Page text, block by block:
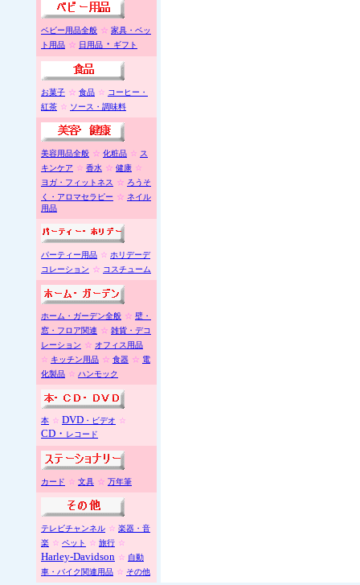
ベビー用品全般 ☆ 家具・ベッ
ト用品 ☆ 日用品 ・ ギフト
お菓子 ☆ 食品 ☆ コーヒー・
紅茶 ☆ ソース・調味料
美容用品全般 ☆ 化粧品 ☆ ス
キンケア ☆ 香水 ☆ 健康 ☆
ヨガ・フィットネス
☆ ろうそ
く・アロマセラピー ☆ ネイル
用品
パーティー用品 ☆ ホリデーデ
コレーション ☆ コスチューム
ホーム・ガーデン全般 ☆ 壁・
窓・フロア関連 ☆ 雑貨・デコ
レーション ☆ オフィス用品
☆ キッチン用品 ☆ 食器 ☆ 電
化製品 ☆ ハンモック
本 ☆ DVD ・ビデオ ☆
CD ・ レコード
カード ☆ 文具 ☆ 万年筆
テレビチャンネル ☆ 楽器・音
楽 ☆ ペット ☆ 旅行 ☆
Harley-Davidson ☆ 自動
車・バイク関連用品 ☆ その他